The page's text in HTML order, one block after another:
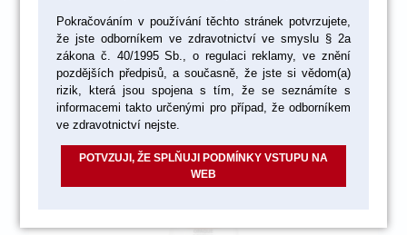
VMK Master vzorník Classical > Opaque Dentine 12 g
akce
Pokračováním v používání těchto stránek potvrzujete,
že jste odborníkem ve zdravotnictví ve smyslu § 2a
zákona č. 40/1995 Sb., o regulaci reklamy, ve znění
pozdějších předpisů, a současně, že jste si vědom(a)
rizik, která jsou spojena s tím, že se seznámíte s
informacemi takto určenými pro případ, že odborníkem
ve zdravotnictví nejste.
POTVZUJI, ŽE SPLŇUJI PODMÍNKY VSTUPU NA
WEB